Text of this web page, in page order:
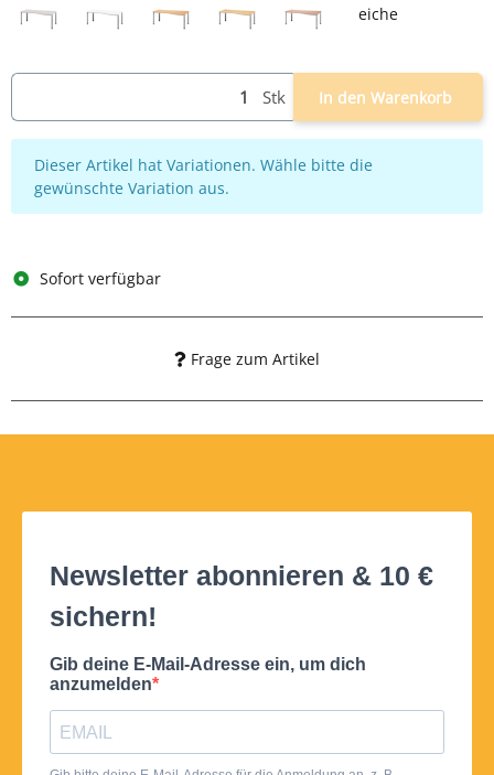
eicheeiche
Stk In den Warenkorb
x
Dieser Artikel hat Variationen. Wähle bitte die
gewünschte Variation aus.
Sofort verfügbar
Frage zum Artikel